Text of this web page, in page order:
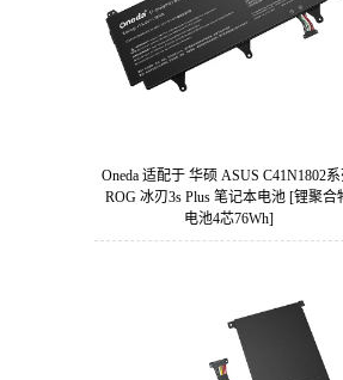
Oneda 适配于 华硕 ASUS C41N1802
ROG 冰刃3s Plus 笔记本电池 [锂聚合
电池4芯76Wh]